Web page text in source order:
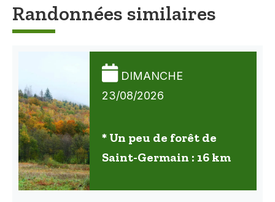
Randonnées similaires
DIMANCHE
23/08/2026
* Un peu de forêt de
Saint-Germain : 16 km